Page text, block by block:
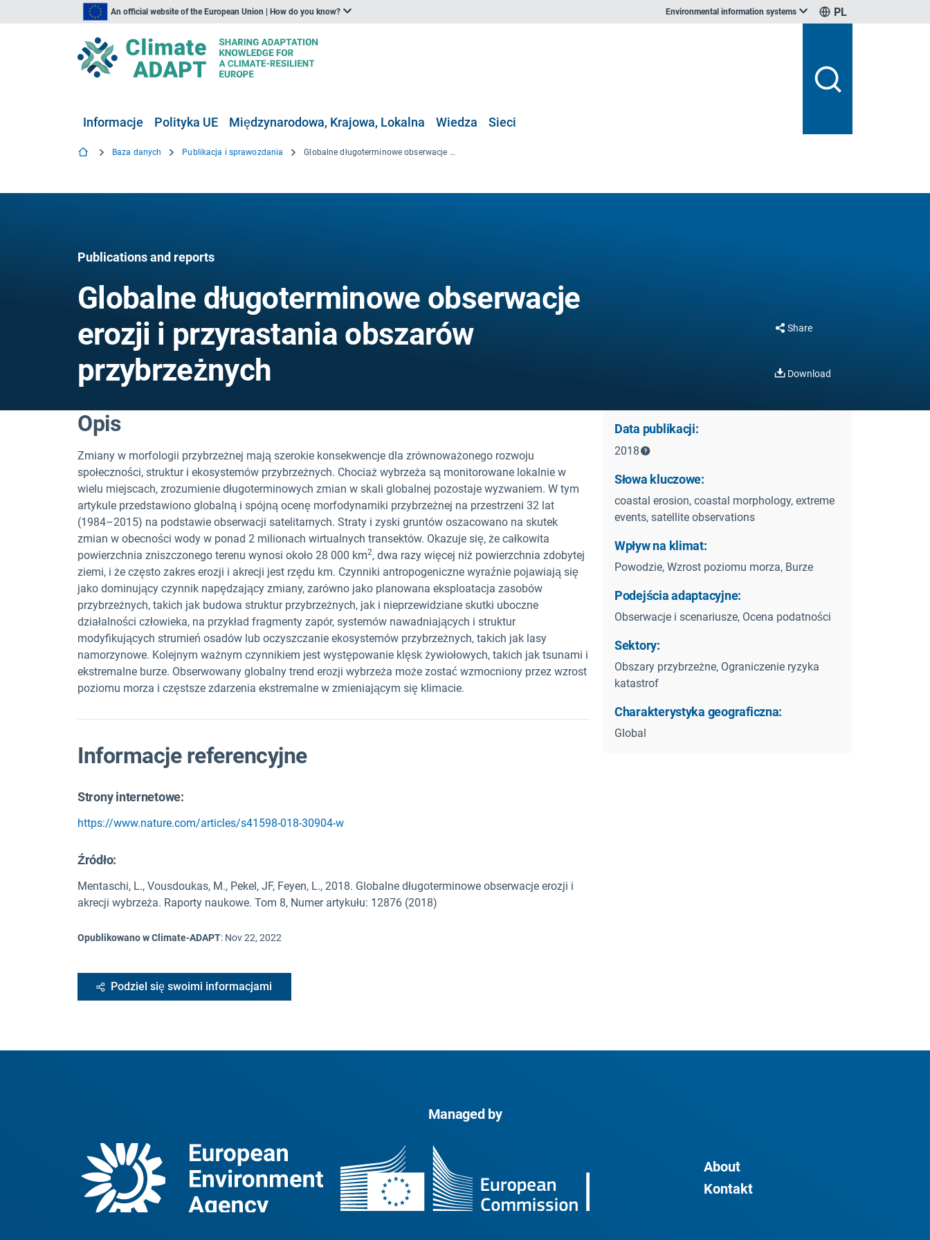
An official website of the European Union | How do you know? Environmental information systems PL
Informacje Polityka UE Międzynarodowa, Krajowa, Lokalna Wiedza Sieci
Baza danych Publikacja i sprawozdania Globalne długoterminowe obserwacje erozji i przyrastania obszarów przybrzeżnych
Publications and reports
Globalne długoterminowe obserwacje
erozji i przyrastania obszarów
przybrzeżnych
Share
Download
Opis
Zmiany w morfologii przybrzeżnej mają szerokie konsekwencje dla zrównoważonego rozwoju
społeczności, struktur i ekosystemów przybrzeżnych. Chociaż wybrzeża są monitorowane lokalnie w
wielu miejscach, zrozumienie długoterminowych zmian w skali globalnej pozostaje wyzwaniem. W tym
artykule przedstawiono globalną i spójną ocenę morfodynamiki przybrzeżnej na przestrzeni 32 lat
(1984–2015) na podstawie obserwacji satelitarnych. Straty i zyski gruntów oszacowano na skutek
zmian w obecności wody w ponad 2 milionach wirtualnych transektów. Okazuje się, że całkowita
powierzchnia zniszczonego terenu wynosi około 28 000 km2, dwa razy więcej niż powierzchnia zdobytej
ziemi, i że często zakres erozji i akrecji jest rzędu km. Czynniki antropogeniczne wyraźnie pojawiają się
jako dominujący czynnik napędzający zmiany, zarówno jako planowana eksploatacja zasobów
przybrzeżnych, takich jak budowa struktur przybrzeżnych, jak i nieprzewidziane skutki uboczne
działalności człowieka, na przykład fragmenty zapór, systemów nawadniających i struktur
modyfikujących strumień osadów lub oczyszczanie ekosystemów przybrzeżnych, takich jak lasy
namorzynowe. Kolejnym ważnym czynnikiem jest występowanie klęsk żywiołowych, takich jak tsunami i
ekstremalne burze. Obserwowany globalny trend erozji wybrzeża może zostać wzmocniony przez wzrost
poziomu morza i częstsze zdarzenia ekstremalne w zmieniającym się klimacie.
Informacje referencyjne
Strony internetowe:
https://www.nature.com/articles/s41598-018-30904-w
Źródło:
Mentaschi, L., Vousdoukas, M., Pekel, JF, Feyen, L., 2018. Globalne długoterminowe obserwacje erozji i
akrecji wybrzeża. Raporty naukowe. Tom 8, Numer artykułu: 12876 (2018)
Opublikowano w Climate-ADAPT: Nov 22, 2022
Podziel się swoimi informacjami
Data publikacji:
2018
Słowa kluczowe:
coastal erosion, coastal morphology, extreme
events, satellite observations
Wpływ na klimat:
Powodzie, Wzrost poziomu morza, Burze
Podejścia adaptacyjne:
Obserwacje i scenariusze, Ocena podatności
Sektory:
Obszary przybrzeżne, Ograniczenie ryzyka
katastrof
Charakterystyka geograficzna:
Global
Managed by
About
Kontakt